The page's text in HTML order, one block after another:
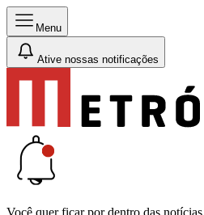
Menu
Ative nossas notificações